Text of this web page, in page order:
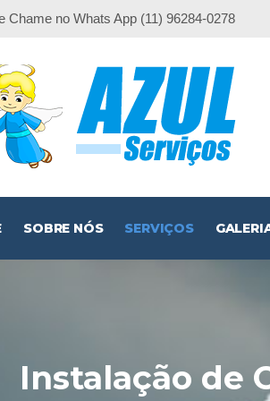
Chame no Whats App (11) 96284-0278
SOBRE NÓS SERVIÇOS
Instalação de